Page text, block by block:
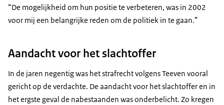
“De mogelijkheid om hun positie te verbeteren, was in 2002
voor mij een belangrijke reden om de politiek in te gaan.”
Aandacht voor het slachtoffer
In de jaren negentig was het strafrecht volgens Teeven vooral
gericht op de verdachte. De aandacht voor het slachtoffer en in
het ergste geval de nabestaanden was onderbelicht. Zo kregen